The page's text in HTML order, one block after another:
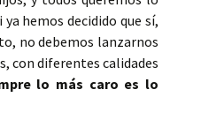
hemos decidido que sí,
no debemos lanzarnos
con diferentes calidades
lo más caro es lo